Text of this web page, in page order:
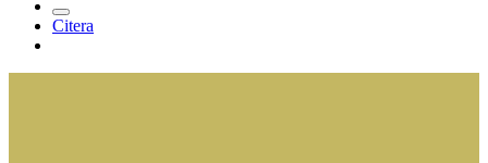
Citera